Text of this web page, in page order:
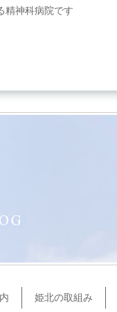
精神科病院です
姫北の取組み